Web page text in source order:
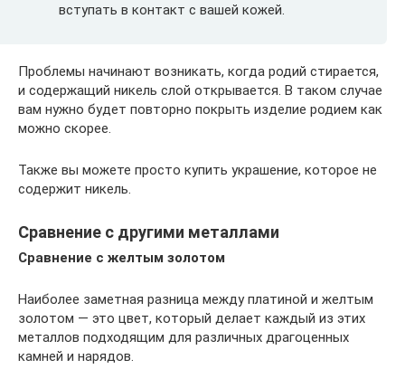
вступать в контакт с вашей кожей.
Проблемы начинают возникать, когда родий стирается,
и содержащий никель слой открывается. В таком случае
вам нужно будет повторно покрыть изделие родием как
можно скорее.
Также вы можете просто купить украшение, которое не
содержит никель.
Сравнение с другими металлами
Сравнение с желтым золотом
Наиболее заметная разница между платиной и желтым
золотом — это цвет, который делает каждый из этих
металлов подходящим для различных драгоценных
камней и нарядов.